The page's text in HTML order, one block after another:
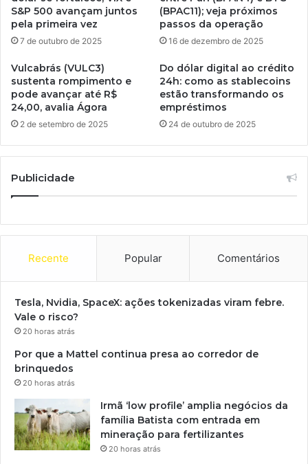
S&P 500 avançam juntos
pela primeira vez
7 de outubro de 2025
(BPAC11); veja próximos
passos da operação
16 de dezembro de 2025
Vulcabrás (VULC3)
sustenta rompimento e
pode avançar até R$
24,00, avalia Ágora
2 de setembro de 2025
Do dólar digital ao crédito
24h: como as stablecoins
estão transformando os
empréstimos
24 de outubro de 2025
Publicidade
Recente Popular Comentários
Tesla, Nvidia, SpaceX: ações tokenizadas viram febre.
Vale o risco?
20 horas atrás
Por que a Mattel continua presa ao corredor de
brinquedos
20 horas atrás
Irmã ‘low profile’ amplia negócios da
família Batista com entrada em
mineração para fertilizantes
20 horas atrás